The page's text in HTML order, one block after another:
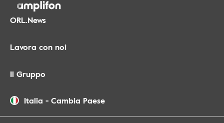
ORL.News
Lavora con noi
Il Gruppo
Italia - Cambia Paese